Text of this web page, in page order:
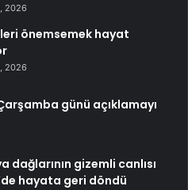
2026
önemsemek hayat
2026
günü açıklamayı
dağlarının gizemli canlısı
hayata geri döndü